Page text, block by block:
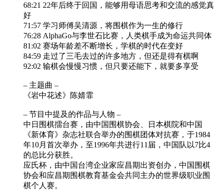
68:21 22年后终于回国，能够用母语思考和交流的感觉真
好
71:57 学习师傅吴清源，将围棋作为一生的修行
76:28 AlphaGo与李世石比赛，人类棋手成为命运共同体
81:02 赛场年龄差不断增长，学棋的时代在变好
84:59 走过了三毛去过的许多地方，但还是得有棋啊
92:02 输棋会慢慢习惯，但只要还能下，就要多享受
– 主题曲 –
《岩中花述》陈婧霏
– 节目中提及的作品与人物 –
中日围棋擂台赛，由中国围棋协会、日本棋院和中国
《新体育》杂志社联合举办的围棋团体对抗赛，于1984
年10月首次举办，至1996年共进行11届，中国队以7比4
的总比分获胜。
应氏杯，由中国台湾企业家应昌期出资创办，中国围棋
协会和应昌期围棋教育基金会共同主办的世界级职业围
棋个人赛。